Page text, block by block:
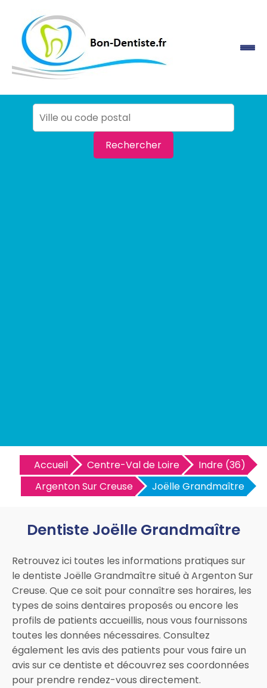
Rechercher
Accueil Centre-Val de Loire
Indre (36)
Argenton Sur Creuse
Joëlle Grandmaître
Dentiste Joëlle Grandmaître
Retrouvez ici toutes les informations pratiques sur
le dentiste Joëlle Grandmaître situé à Argenton Sur
Creuse. Que ce soit pour connaître ses horaires, les
types de soins dentaires proposés ou encore les
profils de patients accueillis, nous vous fournissons
toutes les données nécessaires. Consultez
également les avis des patients pour vous faire un
avis sur ce dentiste et découvrez ses coordonnées
pour prendre rendez-vous directement.